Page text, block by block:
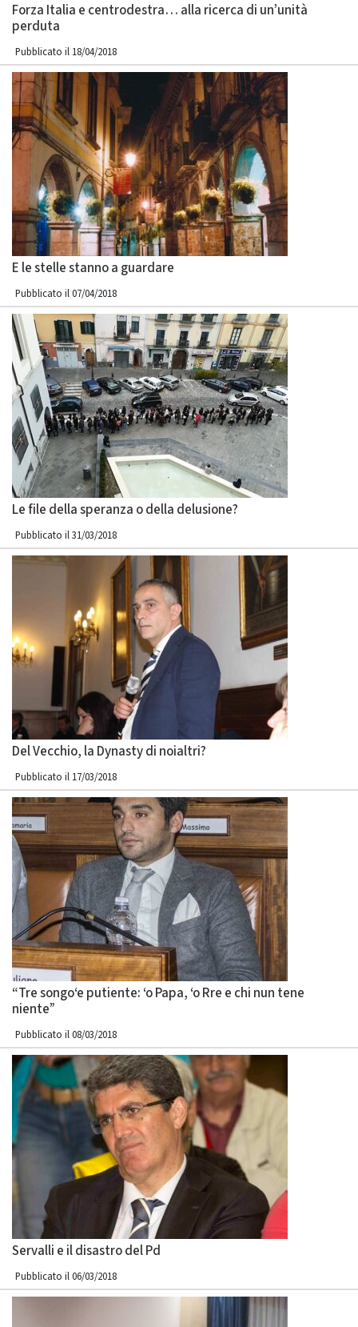
Forza Italia e centrodestra… alla ricerca di un’unità
perduta
Pubblicato il 18/04/2018
E le stelle stanno a guardare
Pubblicato il 07/04/2018
Le file della speranza o della delusione?
Pubblicato il 31/03/2018
Del Vecchio, la Dynasty di noialtri?
Pubblicato il 17/03/2018
“Tre songo‘e putiente: ‘o Papa, ‘o Rre e chi nun tene
niente”
Pubblicato il 08/03/2018
Servalli e il disastro del Pd
Pubblicato il 06/03/2018